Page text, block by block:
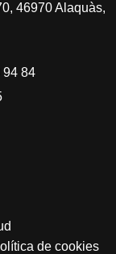
46970 Alaquàs,
94 84
de cookies